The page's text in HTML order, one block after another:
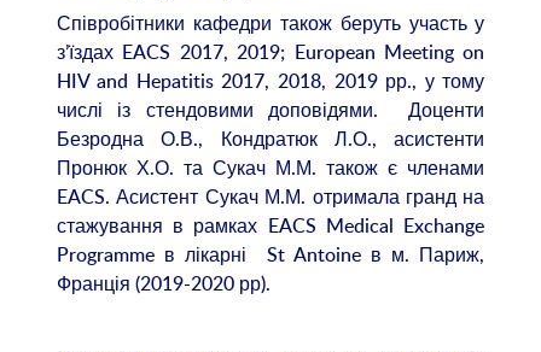
Співробітники кафедри також беруть участь у
з’їздах EACS 2017, 2019; European Meeting on
HIV and Hepatitis 2017, 2018, 2019 рр., у тому
числі із стендовими доповідями. Доценти
Безродна О.В., Кондратюк Л.О., асистенти
Пронюк Х.О. та Сукач М.М. також є членами
EACS. Асистент Сукач М.М. отримала гранд на
стажування в рамках EACS Medical Exchange
Programme в лікарні St Antoine в м. Париж,
Франція (2019-2020 рр).